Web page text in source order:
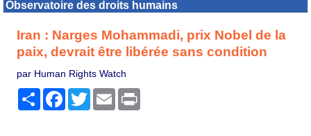
Observatoire des droits humains
Iran : Narges Mohammadi, prix Nobel de la
paix, devrait être libérée sans condition
par Human Rights Watch
PartagerFacebook
TwitterEmail